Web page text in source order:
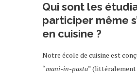
Qui sont les
participer même
en cuisine ?
Notre école de cuisine est
“mani-in-pasta” (littéralement